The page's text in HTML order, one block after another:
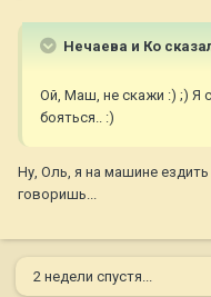
Нечаева и Ко
Ой, Маш, не скажи :) ;) Я
бояться.. :)
Ну, Оль, я на машине
говоришь...
2 недели спустя...